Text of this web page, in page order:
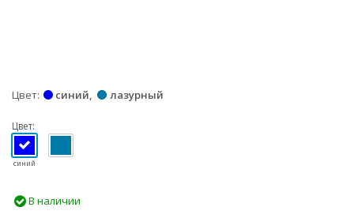
Цвет синий лазурный
Цвет:
синий
В наличии